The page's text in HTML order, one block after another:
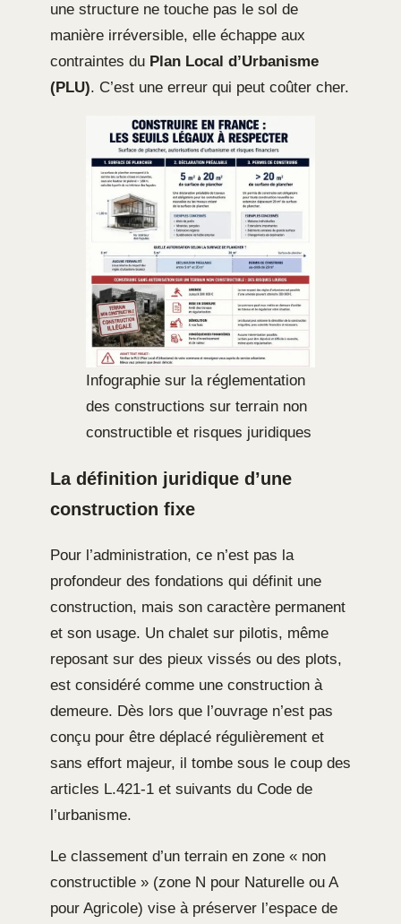
une structure ne touche pas le sol de
manière irréversible, elle échappe aux
contraintes du Plan Local d’Urbanisme
(PLU). C’est une erreur qui peut coûter cher.
Infographie sur la réglementation
des constructions sur terrain non
constructible et risques juridiques
La définition juridique d’une
construction fixe
Pour l’administration, ce n’est pas la
profondeur des fondations qui définit une
construction, mais son caractère permanent
et son usage. Un chalet sur pilotis, même
reposant sur des pieux vissés ou des plots,
est considéré comme une construction à
demeure. Dès lors que l’ouvrage n’est pas
conçu pour être déplacé régulièrement et
sans effort majeur, il tombe sous le coup des
articles L.421-1 et suivants du Code de
l’urbanisme.
Le classement d’un terrain en zone « non
constructible » (zone N pour Naturelle ou A
pour Agricole) vise à préserver l’espace de